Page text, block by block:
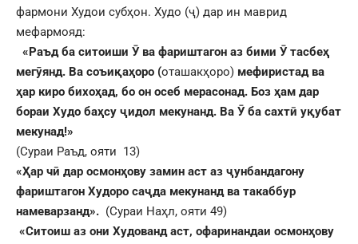
фармони Худои субҳон. Худо (ҷ) дар ин маврид
мефармояд:
«Раъд ба ситоиши Ӯ ва фариштагон аз бими Ӯ тасбеҳ
мегӯянд. Ва соъиқаҳоро (оташакҳоро) мефиристад ва
ҳар киро бихоҳад, бо он осеб мерасонад. Боз ҳам дар
бораи Худо баҳсу ҷидол мекунанд. Ва Ӯ ба сахтӣ уқубат
мекунад!»
(Сураи Раъд, ояти 13)
«Ҳар чӣ дар осмонҳову замин аст аз ҷунбандагону
фариштагон Худоро саҷда мекунанд ва такаббур
намеварзанд». (Сураи Наҳл, ояти 49)
«Ситоиш аз они Худованд аст, офаринандаи осмонҳову